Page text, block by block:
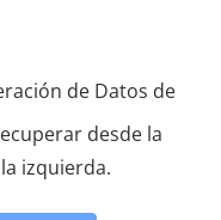
de Datos de
desde la
izquierda.